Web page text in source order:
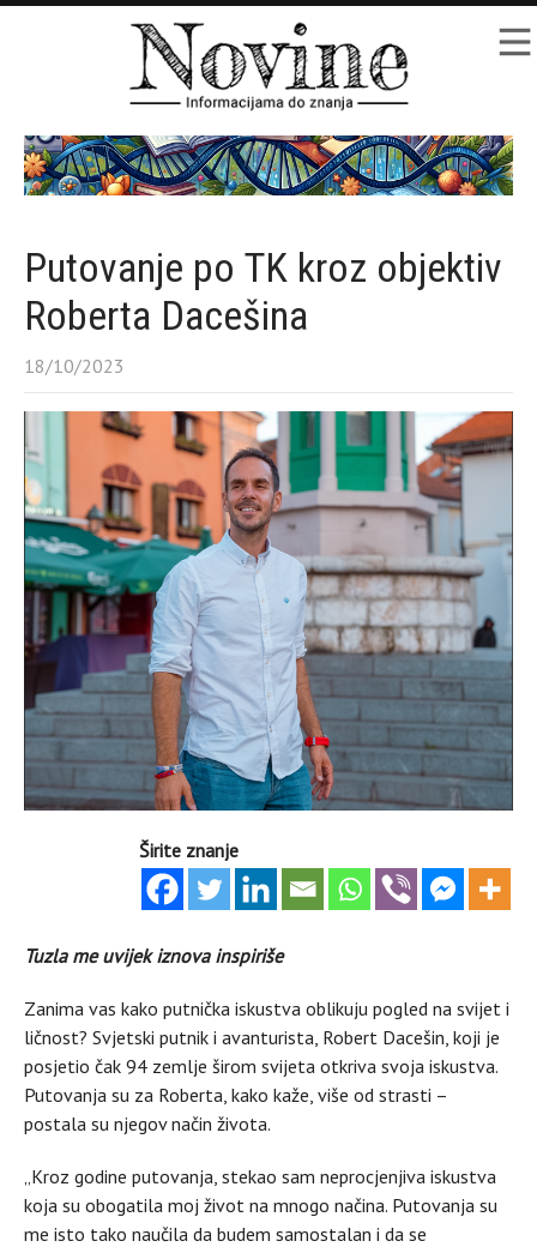
Putovanje po TK kroz objektiv
Roberta Dacešina
18/10/2023
Širite znanje
Tuzla me uvijek iznova inspiriše
Zanima vas kako putnička iskustva oblikuju pogled na svijet i
ličnost? Svjetski putnik i avanturista, Robert Dacešin, koji je
posjetio čak 94 zemlje širom svijeta otkriva svoja iskustva.
Putovanja su za Roberta, kako kaže, više od strasti –
postala su njegov način života.
„Kroz godine putovanja, stekao sam neprocjenjiva iskustva
koja su obogatila moj život na mnogo načina. Putovanja su
me isto tako naučila da budem samostalan i da se